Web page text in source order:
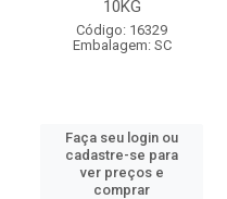
10KG
Código: 16329
Embalagem: SC
Faça seu login ou
cadastre-se para
ver preços e
comprar